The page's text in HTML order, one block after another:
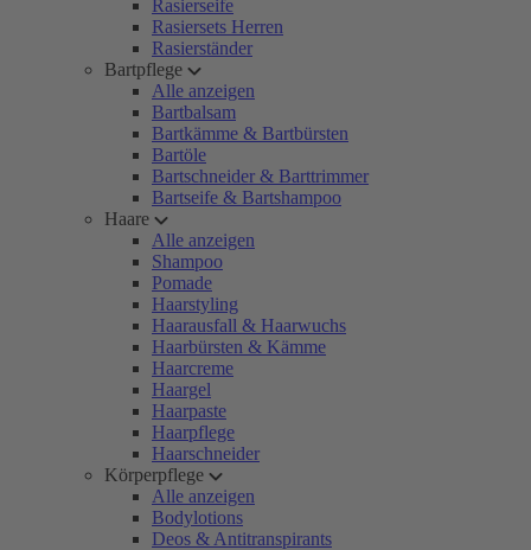
Rasierseife
Rasiersets Herren
Rasierständer
Bartpflege
Alle anzeigen
Bartbalsam
Bartkämme & Bartbürsten
Bartöle
Bartschneider & Barttrimmer
Bartseife & Bartshampoo
Haare
Alle anzeigen
Shampoo
Pomade
Haarstyling
Haarausfall & Haarwuchs
Haarbürsten & Kämme
Haarcreme
Haargel
Haarpaste
Haarpflege
Haarschneider
Körperpflege
Alle anzeigen
Bodylotions
Deos & Antitranspirants